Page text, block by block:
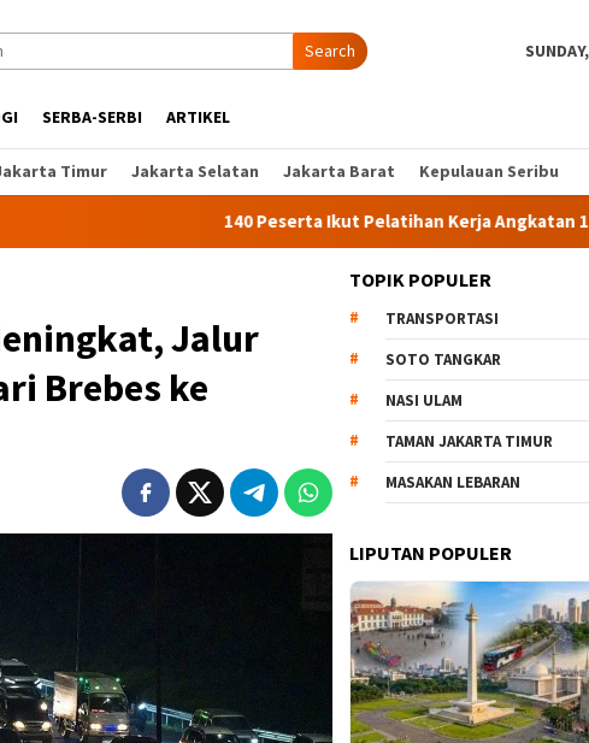
Search
SERBA-SERBI ARTIKEL
Timur Jakarta Selatan Jakarta Barat Kepulauan Seribu
140 Peserta Ikut Pelatihan Kerja Angkatan 1 di PPKD
Jalur
Brebes ke
TOPIK POPULER
TRANSPORTASI
SOTO TANGKAR
NASI ULAM
TAMAN JAKARTA TIMUR
MASAKAN LEBARAN
LIPUTAN POPULER